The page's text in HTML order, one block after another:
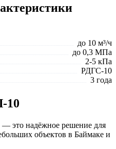
до 10 м³/ч
до 0,3 МПа
2-5 кПа
РДГС-10
3 года
10
это надёжное решение для
объектов в Баймаке и